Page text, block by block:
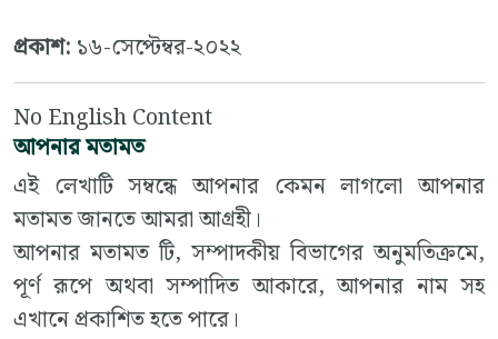
প্রকাশ: ১৬-সেপ্টেম্বর-২০২২
No English Content
আপনার মতামত
এই লেখাটি সম্বন্ধে আপনার কেমন লাগলো আপনার
মতামত জানতে আমরা আগ্রহী।
আপনার মতামত টি, সম্পাদকীয় বিভাগের অনুমতিক্রমে,
পূর্ণ রূপে অথবা সম্পাদিত আকারে, আপনার নাম সহ
এখানে প্রকাশিত হতে পারে।